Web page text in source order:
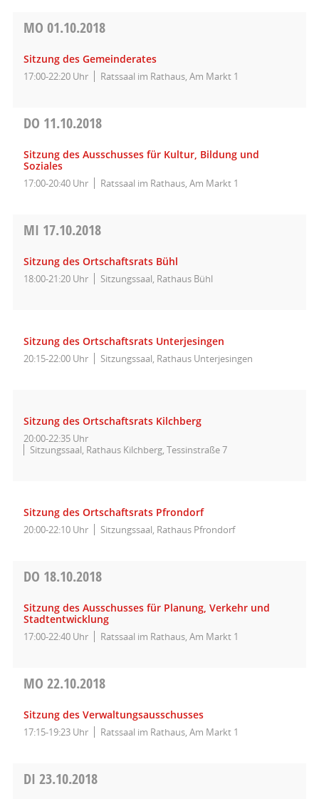
MO 01.10.2018
Sitzung des Gemeinderates
17:00-22:20 Uhr Ratssaal im Rathaus, Am Markt 1
DO 11.10.2018
Sitzung des Ausschusses für Kultur, Bildung und
Soziales
17:00-20:40 Uhr Ratssaal im Rathaus, Am Markt 1
MI 17.10.2018
Sitzung des Ortschaftsrats Bühl
18:00-21:20 Uhr Sitzungssaal, Rathaus Bühl
Sitzung des Ortschaftsrats Unterjesingen
20:15-22:00 Uhr Sitzungssaal, Rathaus Unterjesingen
Sitzung des Ortschaftsrats Kilchberg
20:00-22:35 Uhr
Sitzungssaal, Rathaus Kilchberg, Tessinstraße 7
Sitzung des Ortschaftsrats Pfrondorf
20:00-22:10 Uhr Sitzungssaal, Rathaus Pfrondorf
DO 18.10.2018
Sitzung des Ausschusses für Planung, Verkehr und
Stadtentwicklung
17:00-22:40 Uhr Ratssaal im Rathaus, Am Markt 1
MO 22.10.2018
Sitzung des Verwaltungsausschusses
17:15-19:23 Uhr Ratssaal im Rathaus, Am Markt 1
DI 23.10.2018